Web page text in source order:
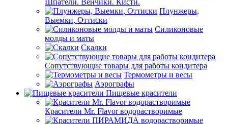
Шпатели. Венчики. Кисти.
Плунжеры,
Выемки, Оттиски
Силиконовые
молды и маты
Скалки
Сопутствующие товары для работы кондитера
Термометры и весы
Аэрографы
Пищевые красители
Красители Mr. Flavor водорастворимые